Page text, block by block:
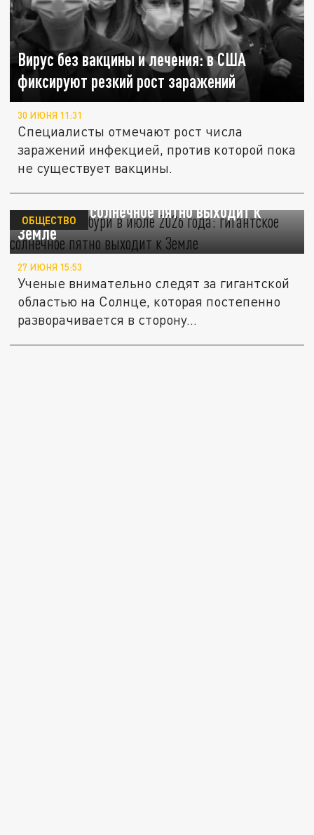
Вирус без вакцины и лечения: в США
фиксируют резкий рост заражений
30 ИЮНЯ 11:31
Специалисты отмечают рост числа
заражений инфекцией, против которой пока
не существует вакцины.
Магнитные бури в июле 2026 года:
гигантское солнечное пятно выходит к
Земле
ОБЩЕСТВО
27 ИЮНЯ 15:53
Ученые внимательно следят за гигантской
областью на Солнце, которая постепенно
разворачивается в сторону...